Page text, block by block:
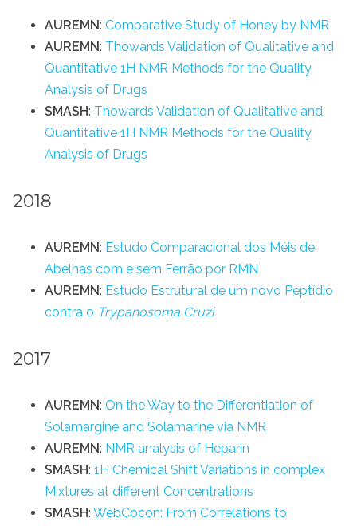
AUREMN: Comparative Study of Honey by NMR
AUREMN: Thowards Validation of Qualitative and
Quantitative 1H NMR Methods for the Quality
Analysis of Drugs
SMASH: Thowards Validation of Qualitative and
Quantitative 1H NMR Methods for the Quality
Analysis of Drugs
2018
AUREMN: Estudo Comparacional dos Méis de
Abelhas com e sem Ferrão por RMN
AUREMN: Estudo Estrutural de um novo Peptídio
contra o Trypanosoma Cruzi
2017
AUREMN: On the Way to the Differentiation of
Solamargine and Solamarine via NMR
AUREMN: NMR analysis of Heparin
SMASH: 1H Chemical Shift Variations in complex
Mixtures at different Concentrations
SMASH: WebCocon: From Correlations to